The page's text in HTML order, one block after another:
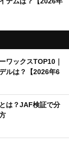
ワックスTOP10｜
ルは？【2026年6
は？JAF検証で分